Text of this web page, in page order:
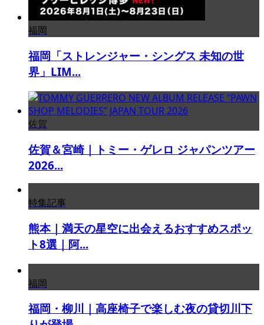
福岡
福岡「ストレンジャー・シングス 未知の世
界」LIM...
佐賀
佐賀＆宮崎｜トミー・ゲレロ ジャパンツアー
2026...
特集記事
熊本｜満天の星空に出会えるおすすめスポッ
ト8選｜阿...
福岡
福岡・柳川｜高座椅子で楽しむ夜の貸切川下